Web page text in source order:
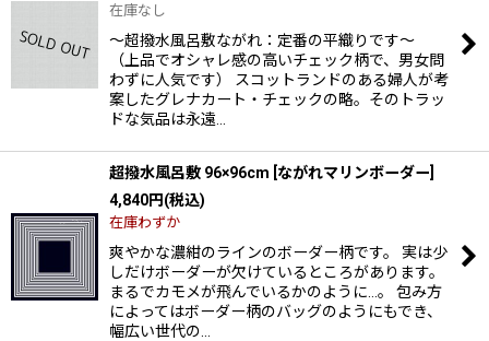
在庫なし
〜超撥水風呂敷ながれ：定番の平織りです〜
（上品でオシャレ感の高いチェック柄で、男女問
わずに人気です） スコットランドのある婦人が考
案したグレナカート・チェックの略。そのトラッ
ドな気品は永遠…
超撥水風呂敷 96×96cm ながれマリンボーダー
4,840円(税込)
在庫わずか
爽やかな濃紺のラインのボーダー柄です。 実は少
しだけボーダーが欠けているところがあります。
まるでカモメが飛んでいるかのように…。 包み方
によってはボーダー柄のバッグのようにもでき、
幅広い世代の…